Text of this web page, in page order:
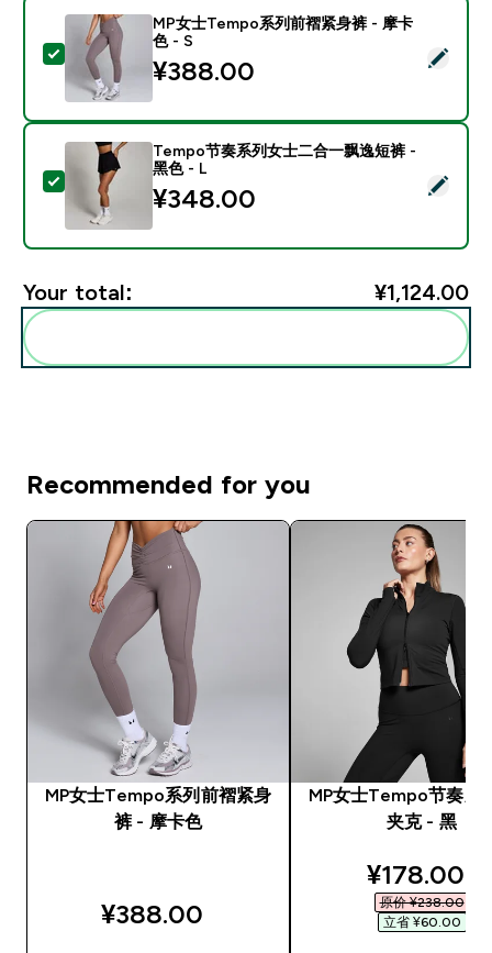
Select this product - MP女士Tempo系列前褶紧身裤 -
MP女士Tempo系列前褶紧身裤 - 摩卡
色 - S
¥388.00‎
Select this product - Tempo节奏系列女士二合一飘逸
Tempo节奏系列女士二合一飘逸短裤 -
黑色 - L
¥348.00‎
Your total: ¥1,124.00‎
Recommended for you
MP女士Tempo系列前褶紧身
裤 - 摩卡色
¥388.00‎
MP女士Tempo节奏系
夹克 - 黑
¥178.00‎
原价 ¥238.00‎
立省 ¥60.00‎